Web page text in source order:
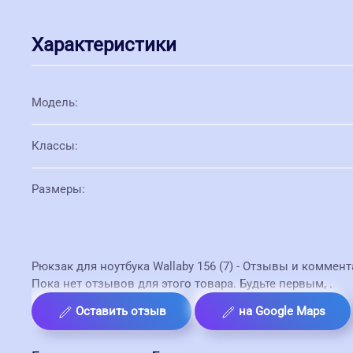
Характеристики
Модель:
Классы:
Размеры:
Рюкзак для ноутбука Wallaby 156 (7) - Отзывы и
Пока нет отзывов для этого товара. Будьте первым, .
Оставить отзыв
на Google Maps